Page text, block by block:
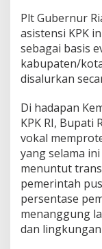
Plt Gubernur
asistensi KPK
sebagai basis
kabupaten/
disalurkan
Di hadapan
KPK RI, Bupati
vokal
yang selama
menuntut
pemerintah
persentase
menanggung
dan